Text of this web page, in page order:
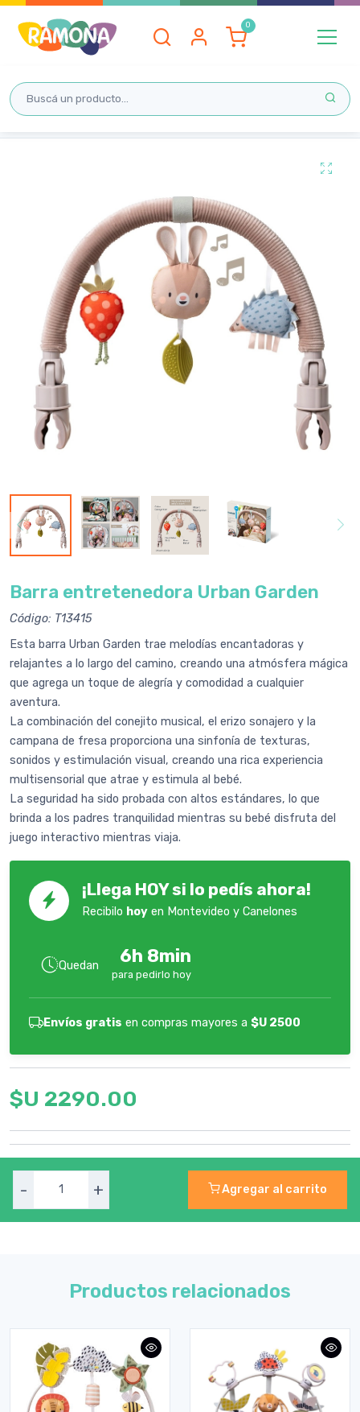
Barra entretenedora Urban Garden
Código: T13415
Esta barra Urban Garden trae melodías encantadoras y
relajantes a lo largo del camino, creando una atmósfera mágica
que agrega un toque de alegría y comodidad a cualquier
aventura.
La combinación del conejito musical, el erizo sonajero y la
campana de fresa proporciona una sinfonía de texturas,
sonidos y estimulación visual, creando una rica experiencia
multisensorial que atrae y estimula al bebé.
La seguridad ha sido probada con altos estándares, lo que
brinda a los padres tranquilidad mientras su bebé disfruta del
juego interactivo mientras viaja.
¡Llega HOY si lo pedís ahora!
Recibilo hoy en Montevideo y Canelones
Quedan 6h 8min
para pedirlo hoy
Envíos gratis en compras mayores a $U 2500
$U 2290.00
- + Agregar al carrito
Productos relacionados